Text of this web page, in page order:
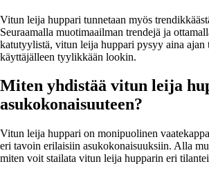
Vitun leija huppari tunnetaan myös
Seuraamalla muotimaailman trendejä ja
katutyylistä, vitun leija huppari pysyy aina ajan
käyttäjälleen tyylikkään lookin.
Miten yhdistää vitun leija
asukokonaisuuteen?
Vitun leija huppari on monipuolinen
eri tavoin erilaisiin asukokonaisuuksiin. Alla
miten voit stailata vitun leija hupparin eri